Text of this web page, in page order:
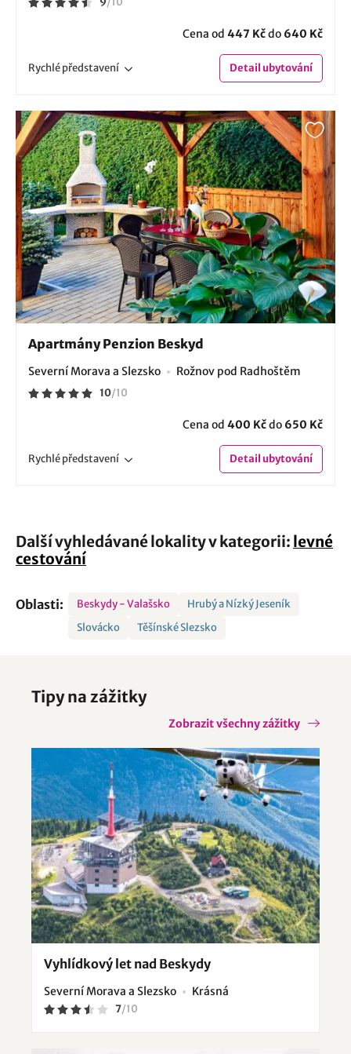
Cena od 447 Kčdo 640 Kč
Rychlépředstavení Detailubytování
Apartmány Penzion Beskyd
Severní Morava a Slezsko Rožnov pod Radhoštěm
10/10
Cena od 400 Kčdo 650 Kč
Rychlépředstavení Detailubytování
Další vyhledávané lokality v kategorii: levné
cestování
Oblasti: Beskydy - Valašsko
Hrubý a Nízký Jeseník
Slovácko
Těšínské Slezsko
Tipy na zážitky
Zobrazit všechny zážitky
Vyhlídkový let nad Beskydy
Severní Morava a Slezsko Krásná
7/10